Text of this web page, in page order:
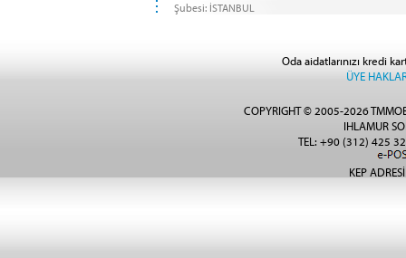
Şubesi: İSTANBUL
Oda aidatlarınızı kredi
ÜYE
COPYRIGHT © 2005-2026
IHLAMUR
TEL: +90 (312) 425
KEP